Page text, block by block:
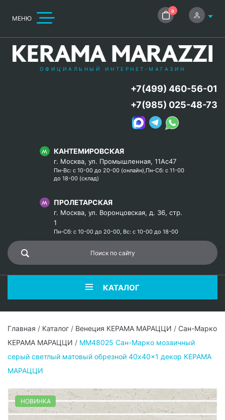
МЕНЮ
0
ОФИЦИАЛЬНЫЙ ИНТЕРНЕТ-МАГАЗИН
КАНТЕМИРОВСКАЯ
г. Москва, ул. Промышленная, 11Ас47
Пн-Вс: с 10-00 до 20-00 (онлайн),Пн-Сб: с 11-00
до 18-00 (склад)
ПРОЛЕТАРСКАЯ
г. Москва, ул. Воронцовская, д. 36, стр.
1
Пн-Сб: с 10-00 до 20-00, Вс: с 10-00 до 18-00
+7(499) 460-56-01
+7(985) 025-48-73
КАТАЛОГ
Главная / Каталог / Венеция КЕРАМА МАРАЦЦИ / Сан-Марко
КЕРАМА МАРАЦЦИ / MM48025 Сан-Марко мозаичный
серый светлый матовый обрезной 40x40x1 декор КЕРАМА
МАРАЦЦИ
НОВИНКА